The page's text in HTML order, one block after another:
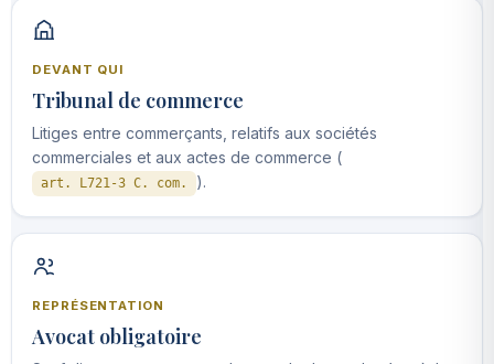
DEVANT QUI
Tribunal de commerce
Litiges entre commerçants, relatifs aux sociétés
commerciales et aux actes de commerce (
art. L721-3 C. com. ).
REPRÉSENTATION
Avocat obligatoire